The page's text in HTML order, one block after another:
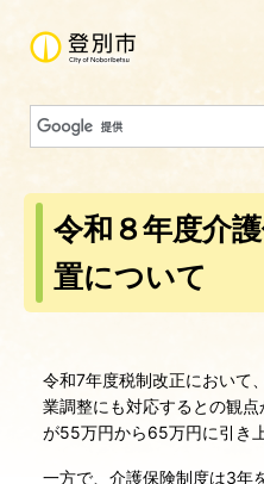
令和８年度介
置について
令和7年度税制改正において
業調整にも対応するとの観
が55万円から65万円に引き
一方で、介護保険制度は3年